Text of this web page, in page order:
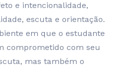
e intencionalidade,
escuta e orientação.
em que o estudante
comprometido com seu
mas também o